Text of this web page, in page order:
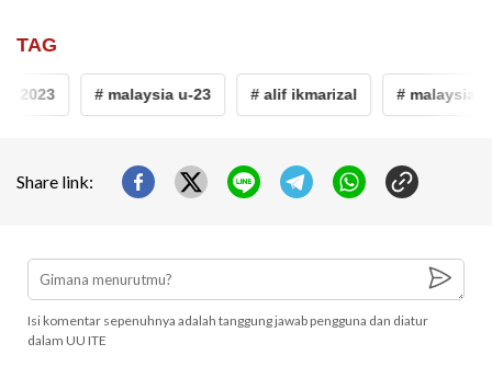
TAG
# malaysia u-23 # alif ikmarizal # malaysia
Share link:
Isi komentar sepenuhnya adalah tanggung jawab pengguna dan diatur
dalam UU ITE